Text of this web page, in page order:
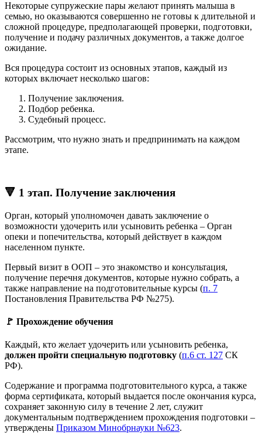
Некоторые супружеские пары желают принять малыша в
семью, но оказываются совершенно не готовы к длительной и
сложной процедуре, предполагающей проверки, подготовки,
получение и подачу различных документов, а также долгое
ожидание.
Вся процедура состоит из основных этапов, каждый из
которых включает несколько шагов:
Получение заключения.
Подбор ребенка.
Судебный процесс.
Рассмотрим, что нужно знать и предпринимать на каждом
этапе.
🔻 1 этап. Получение заключения
Орган, который уполномочен давать заключение о
возможности удочерить или усыновить ребенка – Орган
опеки и попечительства, который действует в каждом
населенном пункте.
Первый визит в ООП – это знакомство и консультация,
получение перечня документов, которые нужно собрать, а
также направление на подготовительные курсы (п. 7
Постановления Правительства РФ №275).
🚩 Прохождение обучения
Каждый, кто желает удочерить или усыновить ребенка,
должен пройти специальную подготовку (п.6 ст. 127 СК
РФ).
Содержание и программа подготовительного курса, а также
форма сертификата, который выдается после окончания курса,
сохраняет законную силу в течение 2 лет, служит
документальным подтверждением прохождения подготовки –
утверждены Приказом Минобрнауки №623.